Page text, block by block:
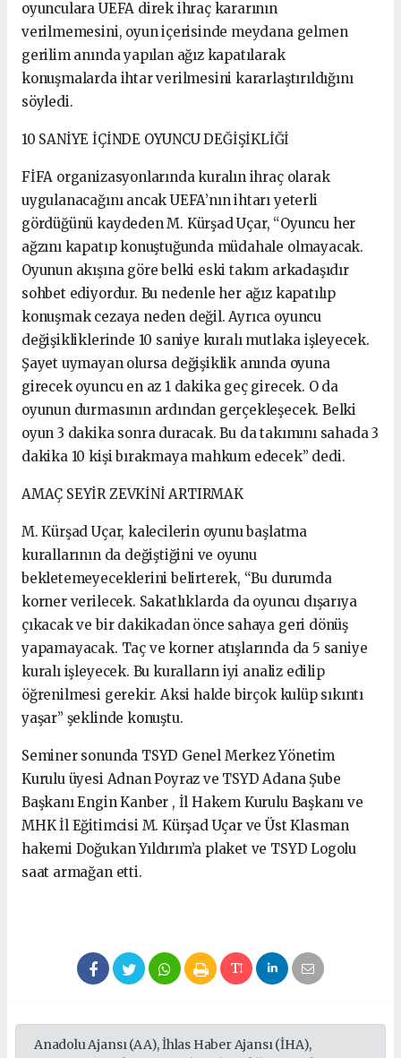
oyunculara UEFA direk ihraç kararının
verilmemesini, oyun içerisinde meydana gelmen
gerilim anında yapılan ağız kapatılarak
konuşmalarda ihtar verilmesini kararlaştırıldığını
söyledi.
10 SANİYE İÇİNDE OYUNCU DEĞİŞİKLİĞİ
FİFA organizasyonlarında kuralın ihraç olarak
uygulanacağını ancak UEFA’nın ihtarı yeterli
gördüğünü kaydeden M. Kürşad Uçar, “Oyuncu her
ağzını kapatıp konuştuğunda müdahale olmayacak.
Oyunun akışına göre belki eski takım arkadaşıdır
sohbet ediyordur. Bu nedenle her ağız kapatılıp
konuşmak cezaya neden değil. Ayrıca oyuncu
değişikliklerinde 10 saniye kuralı mutlaka işleyecek.
Şayet uymayan olursa değişiklik anında oyuna
girecek oyuncu en az 1 dakika geç girecek. O da
oyunun durmasının ardından gerçekleşecek. Belki
oyun 3 dakika sonra duracak. Bu da takımını sahada 3
dakika 10 kişi bırakmaya mahkum edecek” dedi.
AMAÇ SEYİR ZEVKİNİ ARTIRMAK
M. Kürşad Uçar, kalecilerin oyunu başlatma
kurallarının da değiştiğini ve oyunu
bekletemeyeceklerini belirterek, “Bu durumda
korner verilecek. Sakatlıklarda da oyuncu dışarıya
çıkacak ve bir dakikadan önce sahaya geri dönüş
yapamayacak. Taç ve korner atışlarında da 5 saniye
kuralı işleyecek. Bu kuralların iyi analiz edilip
öğrenilmesi gerekir. Aksi halde birçok kulüp sıkıntı
yaşar” şeklinde konuştu.
Seminer sonunda TSYD Genel Merkez Yönetim
Kurulu üyesi Adnan Poyraz ve TSYD Adana Şube
Başkanı Engin Kanber , İl Hakem Kurulu Başkanı ve
MHK İl Eğitimcisi M. Kürşad Uçar ve Üst Klasman
hakemi Doğukan Yıldırım’a plaket ve TSYD Logolu
saat armağan etti.
Anadolu Ajansı (AA), İhlas Haber Ajansı (İHA),